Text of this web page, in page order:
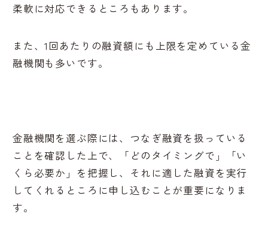
柔軟に対応できるところもあります。
また、1回あたりの融資額にも上限を定めている金
融機関も多いです。
金融機関を選ぶ際には、つなぎ融資を扱っている
ことを確認した上で、「どのタイミングで」「い
くら必要か」を把握し、それに適した融資を実行
してくれるところに申し込むことが重要になりま
す。